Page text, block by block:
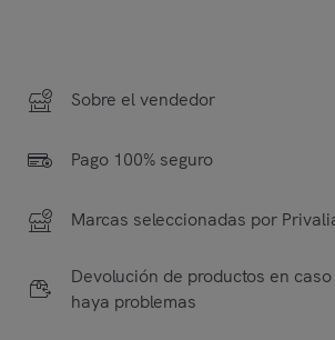
Sobre el vendedor
Pago 100% seguro
Marcas seleccionadas por
Devolución de productos en
haya problemas